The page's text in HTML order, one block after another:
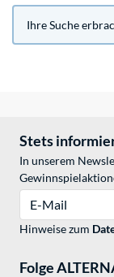
Ihre Suche
Stets
In unserem
Hinweise zum
Folge